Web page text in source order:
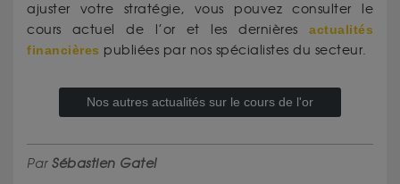
ajuster votre stratégie, vous pouvez consulter le
cours actuel de l’or et les dernières actualités
financières publiées par nos spécialistes du secteur.
Nos autres actualités sur le cours de l'or
Par Sébastien Gatel